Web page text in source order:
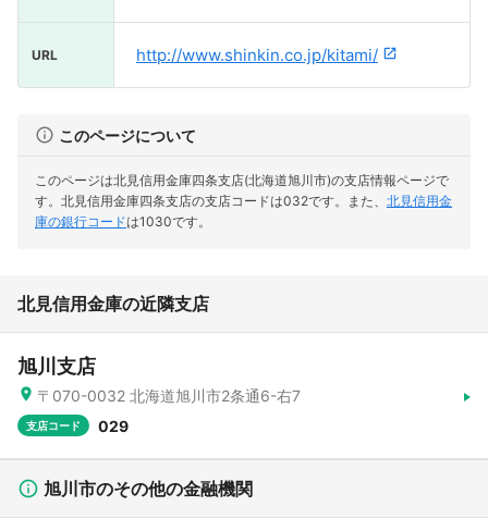
URL http://www.shinkin.co.jp/kitami/
このページについて
このページは北見信用金庫四条支店(北海道旭川市)の支店情報ページで
す。 北見信用金庫四条支店の支店コードは032です。 また、 北見信用金
庫の銀行コードは1030です。
北見信用金庫の近隣支店
旭川支店
〒070-0032 北海道旭川市2条通6-右7
支店コード 029
旭川市のその他の金融機関